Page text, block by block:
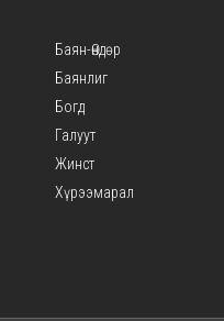
Баян-Өндөр
Баянлиг
Богд
Галуут
Жинст
Хүрээмарал